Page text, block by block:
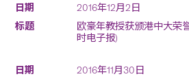
2016年12月2日
欧豪年教授获颁港中大荣
时电子报)
2016年11月30日